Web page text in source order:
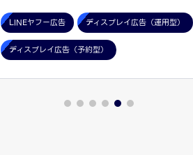
LINEヤフー広告 ディスプレイ広告（運用型）
ディスプレイ広告（予約型）